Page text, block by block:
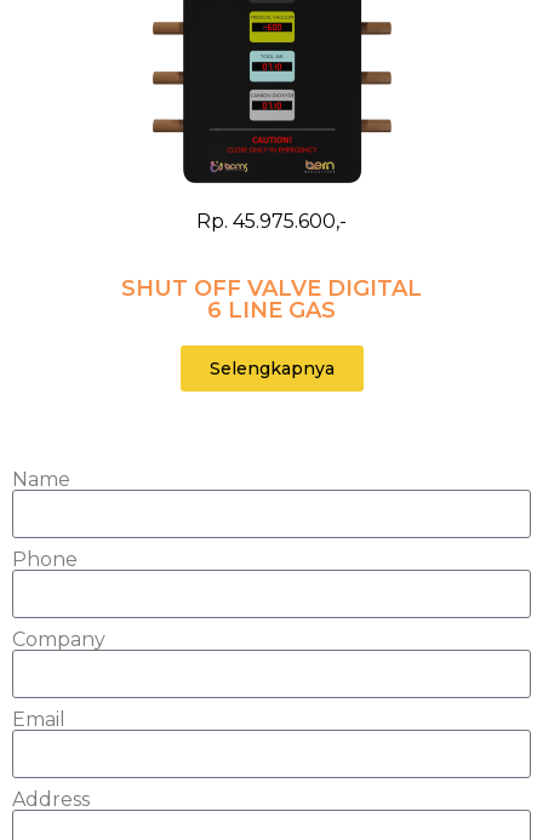
Rp. 45.975.600,-
SHUT OFF VALVE DIGITAL
6 LINE GAS
Selengkapnya
Name
Phone
Company
Email
Address